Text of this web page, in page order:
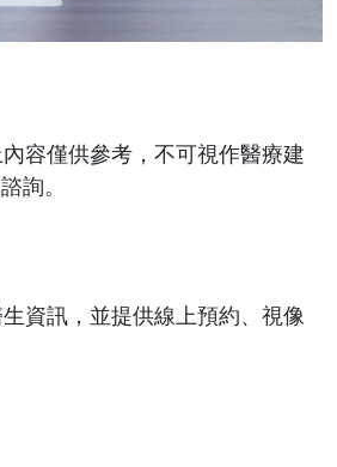
容僅供參考，不可視作醫療建
詢。
資訊，並提供線上預約、視像